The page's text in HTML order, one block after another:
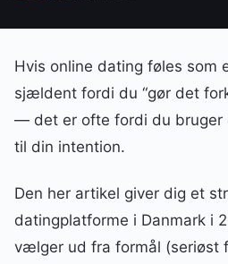
Hvis online dating føles som
sjældent fordi du “gør det
— det er ofte fordi du bruger
til din intention.
Den her artikel giver dig et
datingplatforme i Danmark i
vælger ud fra formål (seriøst